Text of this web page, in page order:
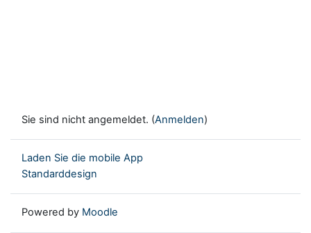
Sie sind nicht angemeldet. (Anmelden)
Laden Sie die mobile App
Standarddesign
Powered by Moodle